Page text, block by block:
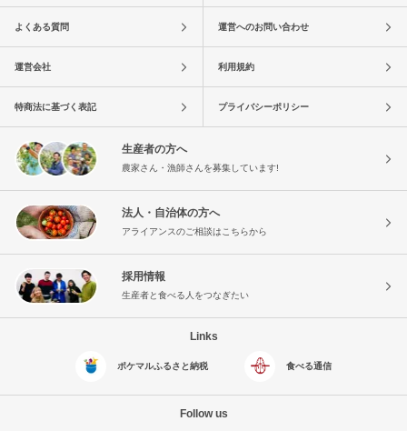
よくある質問 運営へのお問い合わせ
運営会社 利用規約
特商法に基づく表記 プライバシーポリシー
生産者の方へ
農家さん・漁師さんを募集しています!
法人・自治体の方へ
アライアンスのご相談はこちらから
採用情報
生産者と食べる人をつなぎたい
Links
ポケマルふるさと納税 食べる通信
Follow us